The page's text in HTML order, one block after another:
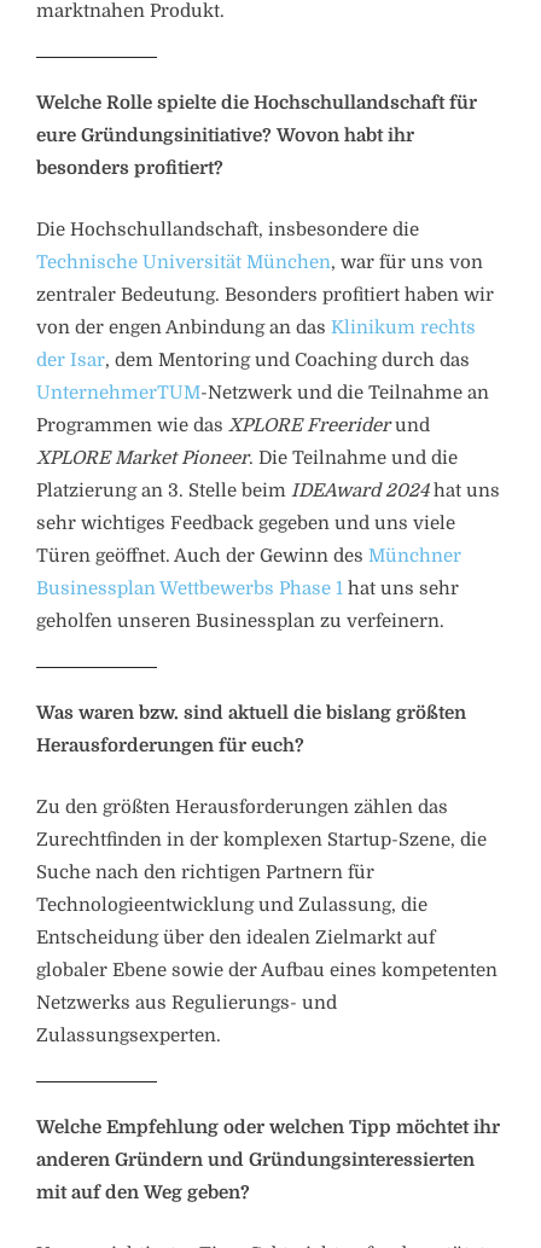
marktnahen Produkt.
Welche Rolle spielte die Hochschullandschaft für
eure Gründungsinitiative? Wovon habt ihr
besonders profitiert?
Die Hochschullandschaft, insbesondere die
Technische Universität München, war für uns von
zentraler Bedeutung. Besonders profitiert haben wir
von der engen Anbindung an das Klinikum rechts
der Isar, dem Mentoring und Coaching durch das
UnternehmerTUM-Netzwerk und die Teilnahme an
Programmen wie das XPLORE Freeriderund
XPLORE Market Pioneer. Die Teilnahme und die
Platzierung an 3. Stelle beim IDEAward 2024hat uns
sehr wichtiges Feedback gegeben und uns viele
Türen geöffnet. Auch der Gewinn des Münchner
Businessplan Wettbewerbs Phase 1 hat uns sehr
geholfen unseren Businessplan zu verfeinern.
Was waren bzw. sind aktuell die bislang größten
Herausforderungen für euch?
Zu den größten Herausforderungen zählen das
Zurechtfinden in der komplexen Startup-Szene, die
Suche nach den richtigen Partnern für
Technologieentwicklung und Zulassung, die
Entscheidung über den idealen Zielmarkt auf
globaler Ebene sowie der Aufbau eines kompetenten
Netzwerks aus Regulierungs- und
Zulassungsexperten.
Welche Empfehlung oder welchen Tipp möchtet ihr
anderen Gründern und Gründungsinteressierten
mit auf den Weg geben?